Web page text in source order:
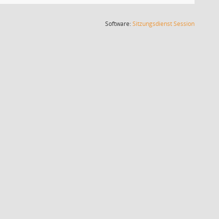
Software:SitzungsdienstSession(Wird in